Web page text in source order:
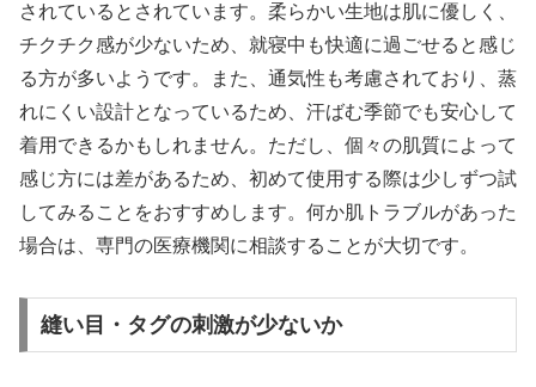
されているとされています。柔らかい生地は肌に優しく、
チクチク感が少ないため、就寝中も快適に過ごせると感じ
る方が多いようです。また、通気性も考慮されており、蒸
れにくい設計となっているため、汗ばむ季節でも安心して
着用できるかもしれません。ただし、個々の肌質によって
感じ方には差があるため、初めて使用する際は少しずつ試
してみることをおすすめします。何か肌トラブルがあった
場合は、専門の医療機関に相談することが大切です。
縫い目・タグの刺激が少ないか